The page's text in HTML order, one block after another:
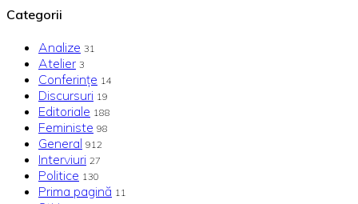
Categorii
Analize 31
Atelier 3
Conferințe 14
Discursuri 19
Editoriale 188
Feministe 98
General 912
Interviuri 27
Politice 130
Prima pagină 11